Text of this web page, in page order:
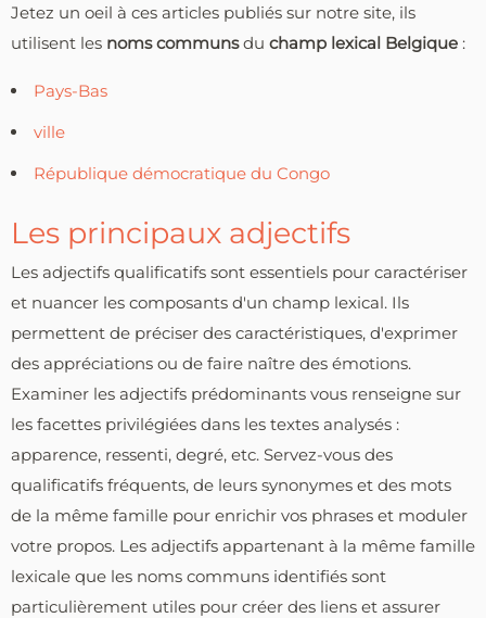
Jetez un oeil à ces articles publiés sur notre site, ils
utilisent les noms communsdu champ lexical Belgique :
Pays-Bas
ville
République démocratique du Congo
Les principaux adjectifs
Les adjectifs qualificatifs sont essentiels pour caractériser
et nuancer les composants d'un champ lexical. Ils
permettent de préciser des caractéristiques, d'exprimer
des appréciations ou de faire naître des émotions.
Examiner les adjectifs prédominants vous renseigne sur
les facettes privilégiées dans les textes analysés :
apparence, ressenti, degré, etc. Servez-vous des
qualificatifs fréquents, de leurs synonymes et des mots
de la même famille pour enrichir vos phrases et moduler
votre propos. Les adjectifs appartenant à la même famille
lexicale que les noms communs identifiés sont
particulièrement utiles pour créer des liens et assurer